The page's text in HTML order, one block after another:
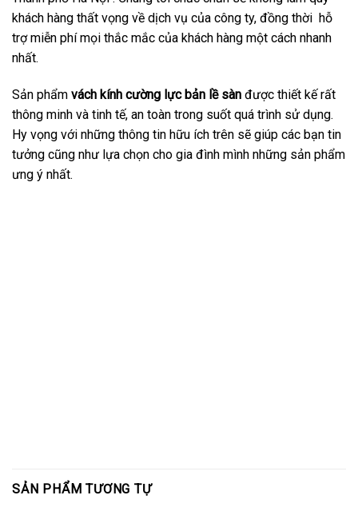
khách hàng thất vọng về dịch vụ của công ty, đồng thời hỗ
trợ miễn phí mọi thắc mắc của khách hàng một cách nhanh
nhất.
Sản phẩm vách kính cường lực bản lề sàn được thiết kế rất
thông minh và tinh tế, an toàn trong suốt quá trình sử dụng.
Hy vọng với những thông tin hữu ích trên sẽ giúp các bạn tin
tưởng cũng như lựa chọn cho gia đình mình những sản phẩm
ưng ý nhất.
SẢN PHẨM TƯƠNG TỰ